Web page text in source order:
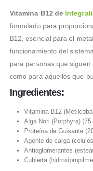
Vitamina B12 de
formulado para
B12, esencial para el
funcionamiento del
para personas que
como para aquellos que
Ingredientes:
Vitamina B12
Alga Nori (Porphyra) (75
Proteína de Guisante
Agente de carga
Antiaglomerantes
Cubierta